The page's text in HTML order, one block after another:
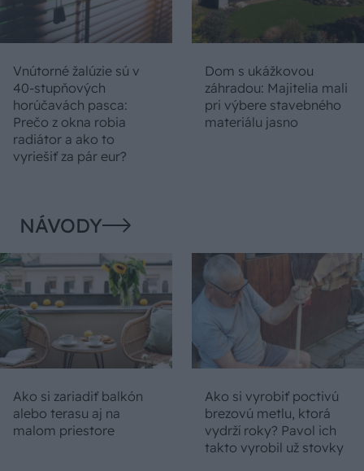
Vnútorné žalúzie sú v
40-stupňových
horúčavách pasca:
Prečo z okna robia
radiátor a ako to
vyriešiť za pár eur?
Dom s ukážkovou
záhradou: Majitelia mali
pri výbere stavebného
materiálu jasno
NÁVODY
Ako si zariadiť balkón
alebo terasu aj na
malom priestore
Ako si vyrobiť poctivú
brezovú metlu, ktorá
vydrží roky? Pavol ich
takto vyrobil už stovky